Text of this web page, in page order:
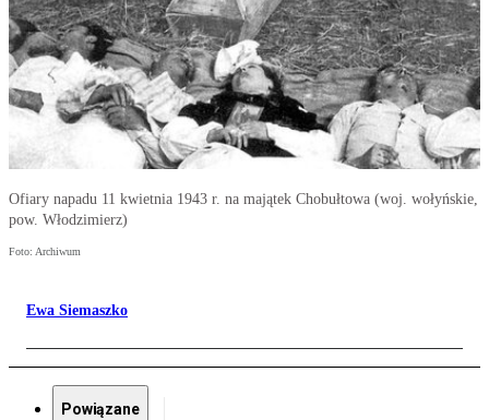
Ofiary napadu 11 kwietnia 1943 r. na majątek Chobułtowa (woj. wołyńskie,
pow. Włodzimierz)
Foto: Archiwum
Ewa Siemaszko
Powiązane